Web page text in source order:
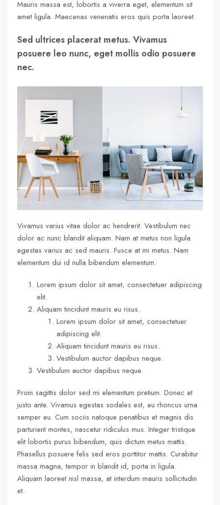
Mauris massa est, lobortis a viverra eget, elementum sit
amet ligula. Maecenas venenatis eros quis porta laoreet.
Sed ultrices placerat metus. Vivamus
posuere leo nunc, eget mollis odio posuere
nec.
Vivamus varius vitae dolor ac hendrerit. Vestibulum nec
dolor ac nunc blandit aliquam. Nam at metus non ligula
egestas varius ac sed mauris. Fusce at mi metus. Nam
elementum dui id nulla bibendum elementum.
Lorem ipsum dolor sit amet, consectetuer adipiscing
elit.
Aliquam tincidunt mauris eu risus.
Lorem ipsum dolor sit amet, consectetuer
adipiscing elit.
Aliquam tincidunt mauris eu risus.
Vestibulum auctor dapibus neque.
Vestibulum auctor dapibus neque.
Proin sagittis dolor sed mi elementum pretium. Donec et
justo ante. Vivamus egestas sodales est, eu rhoncus urna
semper eu. Cum sociis natoque penatibus et magnis dis
parturient montes, nascetur ridiculus mus. Integer tristique
elit lobortis purus bibendum, quis dictum metus mattis.
Phasellus posuere felis sed eros porttitor mattis. Curabitur
massa magna, tempor in blandit id, porta in ligula.
Aliquam laoreet nisl massa, at interdum mauris sollicitudin
et.